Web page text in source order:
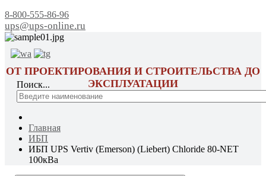
8-800-555-86-96
ups@ups-online.ru
ОТ ПРОЕКТИРОВАНИЯ И СТРОИТЕЛЬСТВА ДО
ЭКСПЛУАТАЦИИ
Поиск...
Главная
ИБП
ИБП UPS Vertiv (Emerson) (Liebert) Chloride 80-NET
100кВа